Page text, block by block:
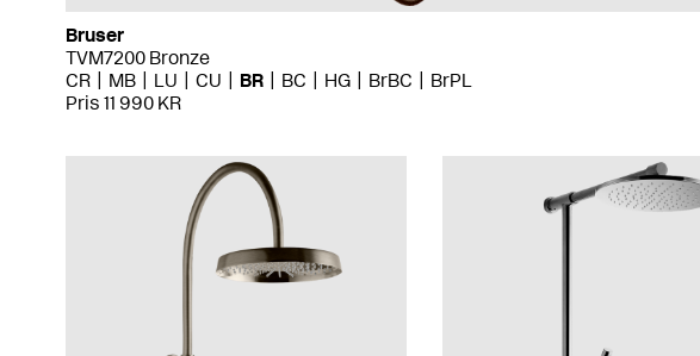
Bruser
TVM7200 Bronze
CR
MB LU CU BR BC HG BrBC
BrPL
Pris 11 990 KR